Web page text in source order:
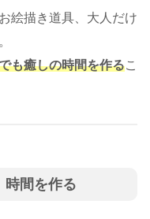
絵描き道具、大人だけ
も癒しの時間を作るこ
時間を作る